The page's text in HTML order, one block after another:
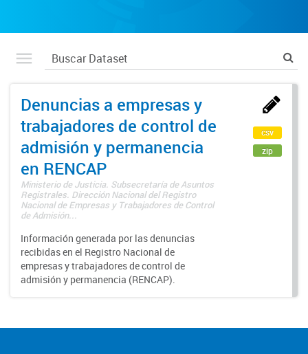
Denuncias a empresas y
trabajadores de control de
admisión y permanencia
en RENCAP
Ministerio de Justicia. Subsecretaría de Asuntos
Registrales. Dirección Nacional del Registro
Nacional de Empresas y Trabajadores de Control
de Admisión...
Información generada por las denuncias
recibidas en el Registro Nacional de
empresas y trabajadores de control de
admisión y permanencia (RENCAP).
csv
zip